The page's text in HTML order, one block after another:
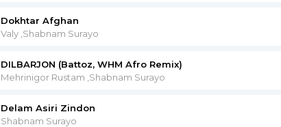
Dokhtar Afghan
Valy ,Shabnam Surayo
DILBARJON (Battoz, WHM Afro Remix)
Mehrinigor Rustam ,Shabnam Surayo
Delam Asiri Zindon
Shabnam Surayo